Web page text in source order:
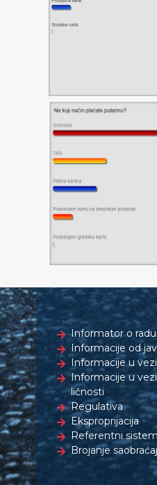
Informator o radu
Informacije od
Informacije u
Informacije u
ličnosti
Regulativa
Eksproprijacija
Referentni sistem
Brojanje